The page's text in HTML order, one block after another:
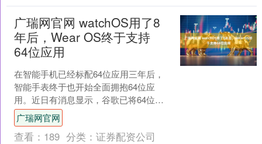
广瑞网官网 watchOS用了8
年后，Wear OS终于支持
64位应用
在智能手机已经标配64位应用三年后，
智能手表终于也开始全面拥抱64位应
用。近日有消息显示，谷歌已将64位应
用普及计划扩展至Wear OS智能手表操
作系统，要求所....
广瑞网官网
查看： 189 分类： 证券配资公司